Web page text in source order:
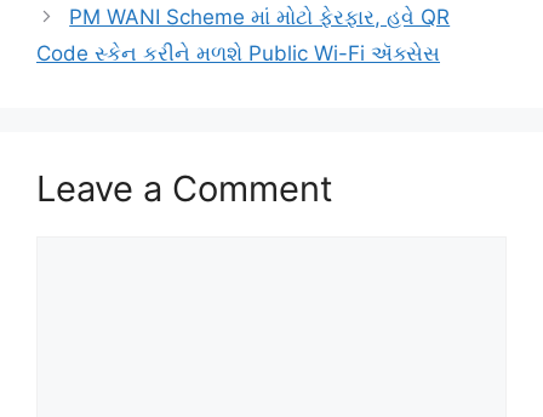
PM WANI Scheme માં મોટો ફેરફાર, હવે QR
Code સ્કેન કરીને મળશે Public Wi-Fi ઍક્સેસ
Leave a Comment